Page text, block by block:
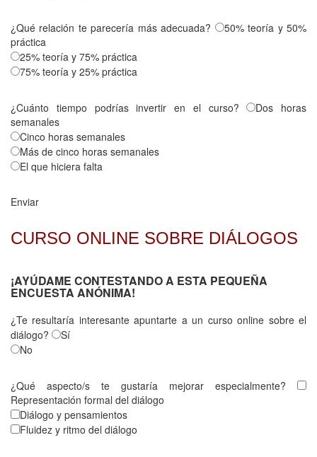
¿Qué relación te parecería más adecuada?
50% teoría y 50%
práctica
25% teoría y 75% práctica
75% teoría y 25% práctica
¿Cuánto tiempo podrías invertir en el curso?
Dos horas
semanales
Cinco horas semanales
Más de cinco horas semanales
El que hiciera falta
Enviar
CURSO ONLINE SOBRE DIÁLOGOS
¡AYÚDAME CONTESTANDO A ESTA PEQUEÑA
ENCUESTA ANÓNIMA!
¿Te resultaría interesante apuntarte a un curso online sobre el
diálogo?
Sí
No
¿Qué aspecto/s te gustaría mejorar especialmente?
Representación formal del diálogo
Diálogo y pensamientos
Fluidez y ritmo del diálogo